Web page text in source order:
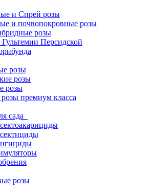
и Спрей розы
и почвопокровные розы
розы
Персидской
розы
розы
розы
премиум класса
сада
розы